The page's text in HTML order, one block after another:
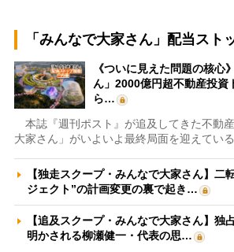
「みんなで大家さん」配当スト
《ついに見えた問題の核心
ん」2000億円超不動産投資
ら…
本誌『週刊ポスト』が追及してきた不動
大家さん」がいよいよ最終局面を迎えてい
【独走スクープ・みんなで大家さん】二
ジェクト”の計画変更の裏で起き…
【追及スクープ・みんなで大家さん】独
明かされる柳瀬健一・代表の思…